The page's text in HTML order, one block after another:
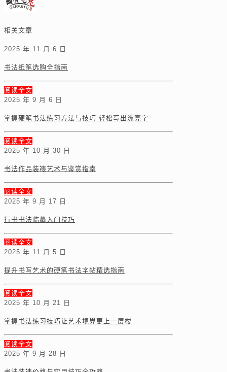
相关文章
2025 年 11 月 6 日
书法纸笔选购全指南
阅读全文
2025 年 9 月 6 日
掌握硬笔书法练习方法与技巧 轻松写出漂亮字
阅读全文
2025 年 10 月 30 日
书法作品装裱艺术与鉴赏指南
阅读全文
2025 年 9 月 17 日
行书书法临摹入门技巧
阅读全文
2025 年 11 月 5 日
提升书写艺术的硬笔书法字帖精选指南
阅读全文
2025 年 10 月 21 日
掌握书法练习技巧让艺术境界更上一层楼
阅读全文
2025 年 9 月 28 日